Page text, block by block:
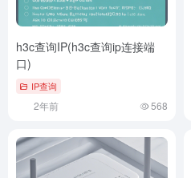
h3c查询IP(h3c查询ip连接端
口)
IP查询
2年前 568